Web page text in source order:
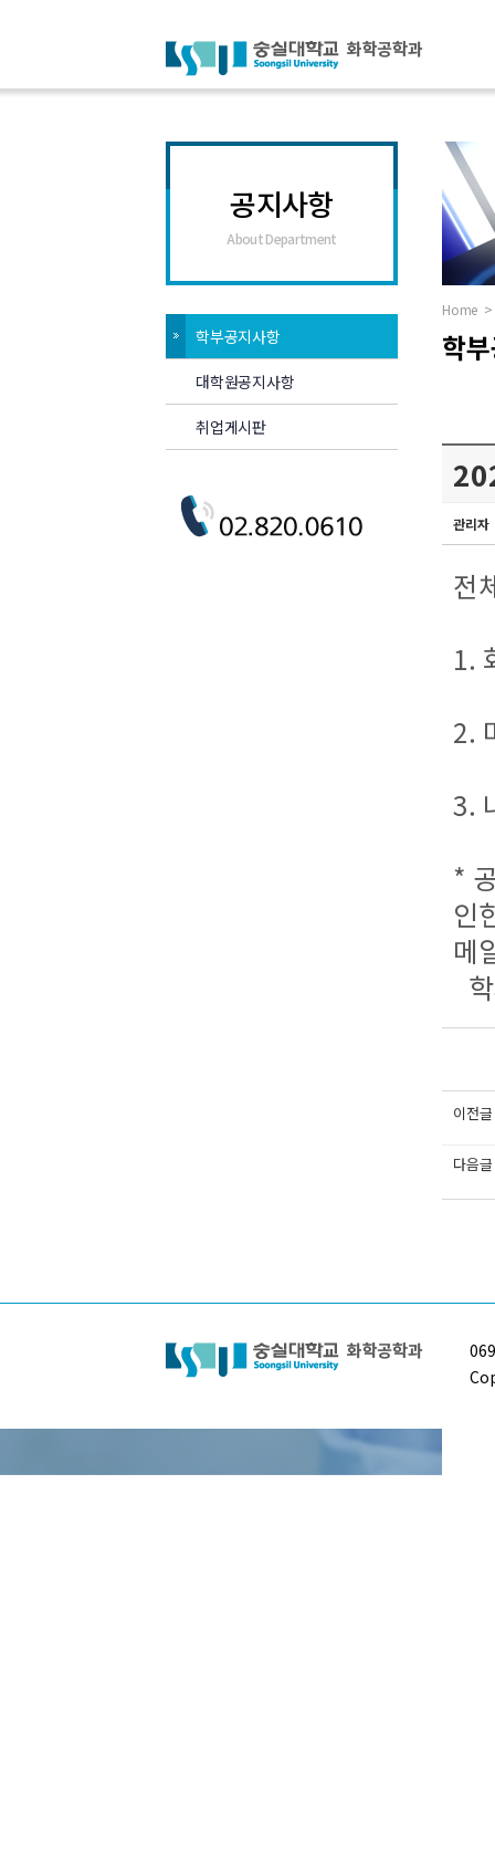
공지사항
About Department
학부공지사항
대학원공지사항
취업게시판
Home >
학
관리자
전
1.
2.
3.
*
인
메
이전글
다음글